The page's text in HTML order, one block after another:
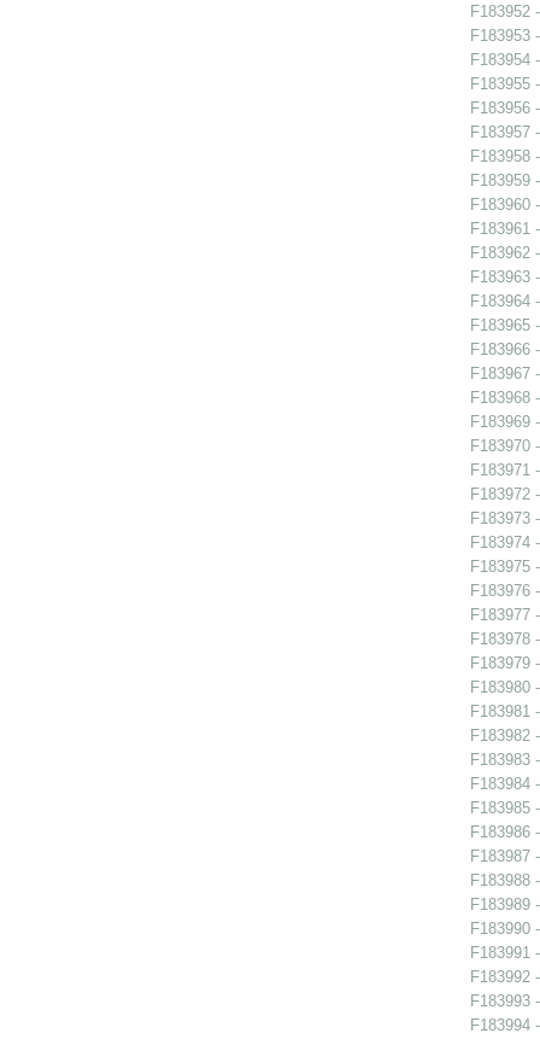
F183952
F183953
F183954
F183955
F183956
F183957
F183958
F183959
F183960
F183961
F183962
F183963
F183964
F183965
F183966
F183967
F183968
F183969
F183970
F183971
F183972
F183973
F183974
F183975
F183976
F183977
F183978
F183979
F183980
F183981
F183982
F183983
F183984
F183985
F183986
F183987
F183988
F183989
F183990
F183991
F183992
F183993
F183994